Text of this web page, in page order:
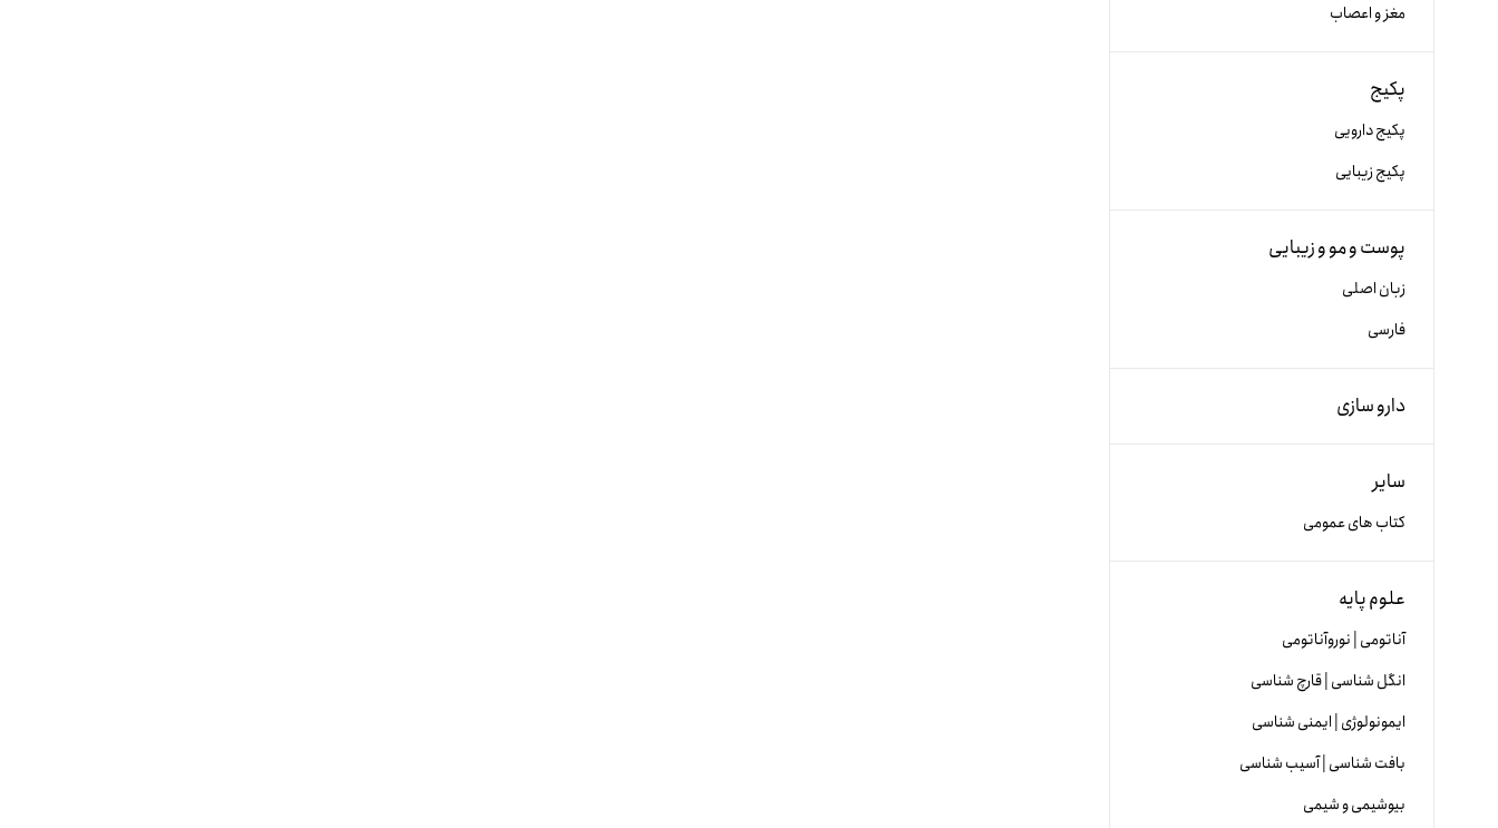
مغز و اعصاب
پکیج
پکیج دارویی
پکیج زیبایی
پوست و مو و زیبایی
زبان اصلی
فارسی
دارو سازی
سایر
کتاب های عمومی
علوم پایه
آناتومی | نوروآناتومی
انگل شناسی | قارچ شناسی
ایمونولوژی | ایمنی شناسی
بافت شناسی | آسیب شناسی
بیوشیمی و شیمی